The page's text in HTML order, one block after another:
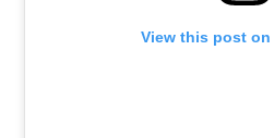
View this post on